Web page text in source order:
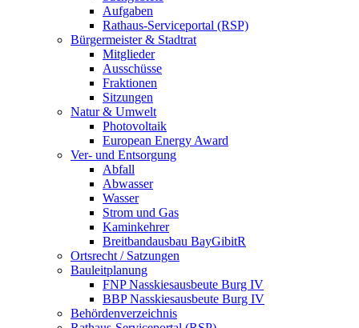
Aufgaben
Rathaus-Serviceportal (RSP)
Bürgermeister & Stadtrat
Mitglieder
Ausschüsse
Fraktionen
Sitzungen
Natur & Umwelt
Photovoltaik
European Energy Award
Ver- und Entsorgung
Abfall
Abwasser
Wasser
Strom und Gas
Kaminkehrer
Breitbandausbau BayGibitR
Ortsrecht / Satzungen
Bauleitplanung
FNP Nasskiesausbeute Burg IV
BBP Nasskiesausbeute Burg IV
Behördenverzeichnis